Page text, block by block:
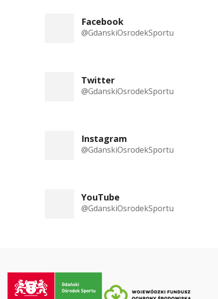
Facebook
@GdanskiOsrodekSportu
Twitter
@GdanskiOsrodekSportu
Instagram
@GdanskiOsrodekSportu
YouTube
@GdanskiOsrodekSportu
do